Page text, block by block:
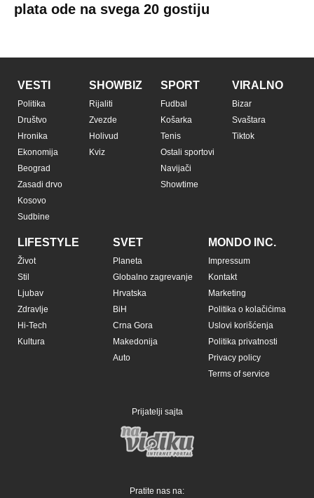
plata ode na svega 20 gostiju
VESTI
Politika
Društvo
Hronika
Ekonomija
Beograd
Zasadi drvo
Kosovo
Sudbine
SHOWBIZ
Rijaliti
Zvezde
Holivud
Kviz
SPORT
Fudbal
Košarka
Tenis
Ostali sportovi
Navijači
Showtime
VIRALNO
Bizar
Svaštara
Tiktok
LIFESTYLE
Život
Stil
Ljubav
Zdravlje
Hi-Tech
Kultura
SVET
Planeta
Globalno zagrevanje
Hrvatska
BiH
Crna Gora
Makedonija
Auto
MONDO INC.
Impressum
Kontakt
Marketing
Politika o kolačićima
Uslovi korišćenja
Politika privatnosti
Privacy policy
Terms of service
Prijatelji sajta
Pratite nas na: